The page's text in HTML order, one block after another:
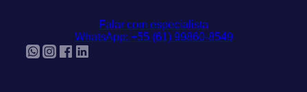
Falar com especialista
WhatsApp: +55 (61) 99860-8549